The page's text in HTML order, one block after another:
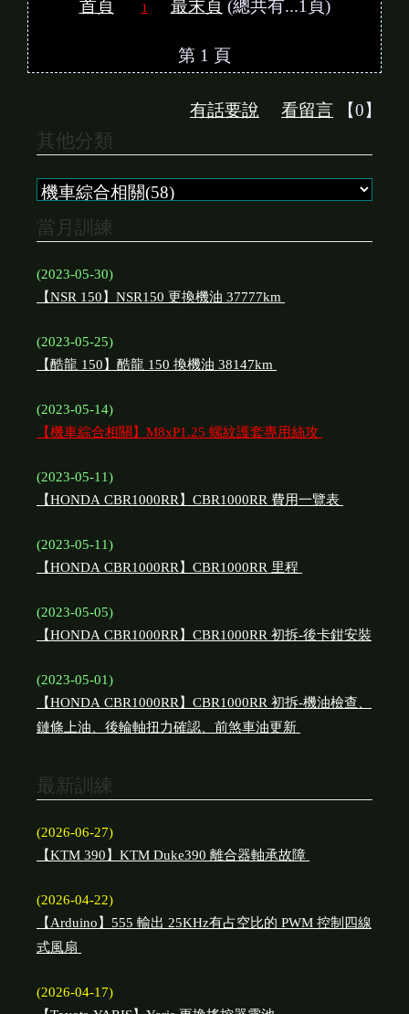
首頁 1 最末頁(總共有...1頁)
第 1 頁
有話要說 看留言 【0】
其他分類
當月訓練
(2023-05-30)
【NSR 150】NSR150 更換機油 37777km
(2023-05-25)
【酷龍 150】酷龍 150 換機油 38147km
(2023-05-14)
【機車綜合相關】M8xP1.25 螺紋護套專用絲攻
(2023-05-11)
【HONDA CBR1000RR】CBR1000RR 費用一覽表
(2023-05-11)
【HONDA CBR1000RR】CBR1000RR 里程
(2023-05-05)
【HONDA CBR1000RR】CBR1000RR 初拆-後卡鉗安裝
(2023-05-01)
【HONDA CBR1000RR】CBR1000RR 初拆-機油檢查、
鏈條上油、後輪軸扭力確認、前煞車油更新
最新訓練
(2026-06-27)
【KTM 390】KTM Duke390 離合器軸承故障
(2026-04-22)
【Arduino】555 輸出 25KHz有占空比的 PWM 控制四線
式風扇
(2026-04-17)